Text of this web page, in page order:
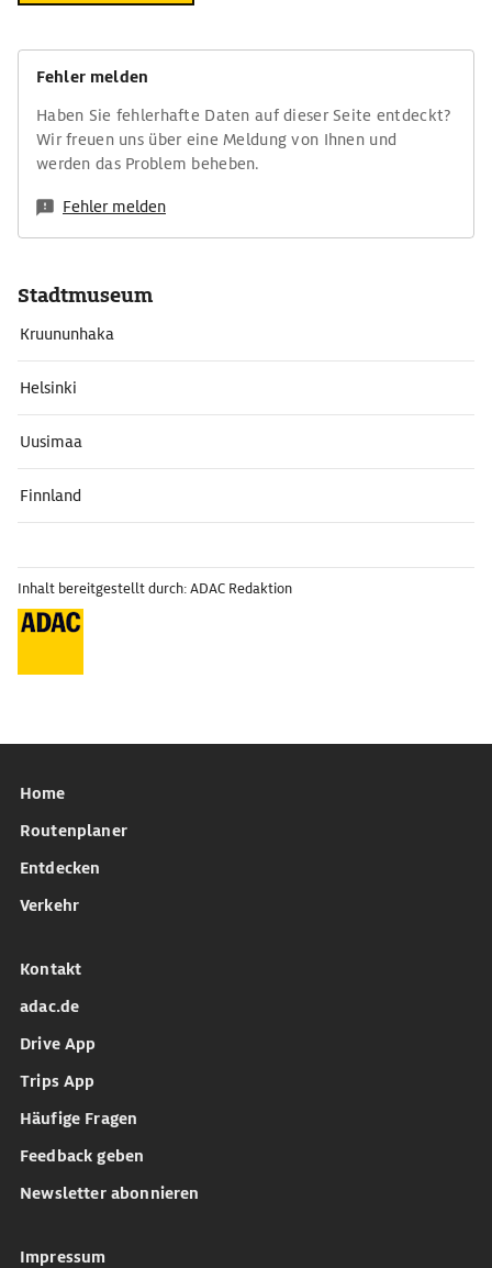
Fehler melden
Haben Sie fehlerhafte Daten auf dieser Seite entdeckt?
Wir freuen uns über eine Meldung von Ihnen und
werden das Problem beheben.
Fehler melden
Stadtmuseum
Kruununhaka
Helsinki
Uusimaa
Finnland
Inhalt bereitgestellt durch: ADAC Redaktion
Home
Routenplaner
Entdecken
Verkehr
Kontakt
adac.de
Drive App
Trips App
Häufige Fragen
Feedback geben
Newsletter abonnieren
Impressum